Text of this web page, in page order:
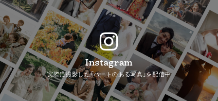
Instagram
実際に撮影した「ハートのある写真」を配信中